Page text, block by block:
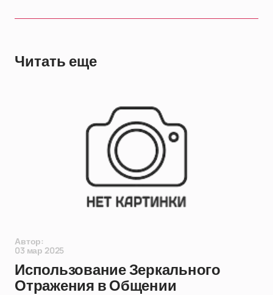
Читать еще
Автор:
03 мар 2025
Использование Зеркального
Отражения в Общении